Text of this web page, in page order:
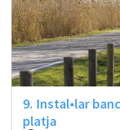
9. Instal•lar
platja